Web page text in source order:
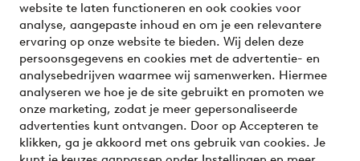
website te laten functioneren en ook cookies voor
analyse, aangepaste inhoud en om je een relevantere
ervaring op onze website te bieden. Wij delen deze
persoonsgegevens en cookies met de advertentie- en
analysebedrijven waarmee wij samenwerken. Hiermee
analyseren we hoe je de site gebruikt en promoten we
onze marketing, zodat je meer gepersonaliseerde
advertenties kunt ontvangen. Door op Accepteren te
klikken, ga je akkoord met ons gebruik van cookies. Je
Veilig betalen - Nu betalen of opsplitsen
Wil je meer weten over onze betaalopties?